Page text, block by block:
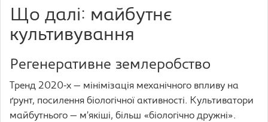
Що далі: майбутнє
культивування
Регенеративне землеробство
Тренд 2020-х — мінімізація механічного впливу на
ґрунт, посилення біологічної активності. Культиватори
майбутнього — м’якіші, більш «біологічно дружні».